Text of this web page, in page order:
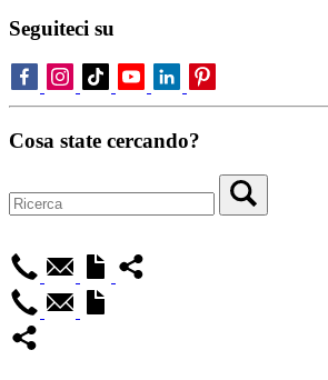
Seguiteci su
Cosa state cercando?